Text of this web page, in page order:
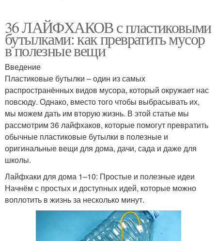
36 ЛАЙФХАКОВ с пластиковыми
бутылками: как превратить мусор
в полезные вещи
Введение
Пластиковые бутылки – один из самых
распространённых видов мусора, который окружает нас
повсюду. Однако, вместо того чтобы выбрасывать их,
мы можем дать им вторую жизнь. В этой статье мы
рассмотрим 36 лайфхаков, которые помогут превратить
обычные пластиковые бутылки в полезные и
оригинальные вещи для дома, дачи, сада и даже для
школы.
Лайфхаки для дома 1–10: Простые и полезные идеи
Начнём с простых и доступных идей, которые можно
воплотить в жизнь за несколько минут.